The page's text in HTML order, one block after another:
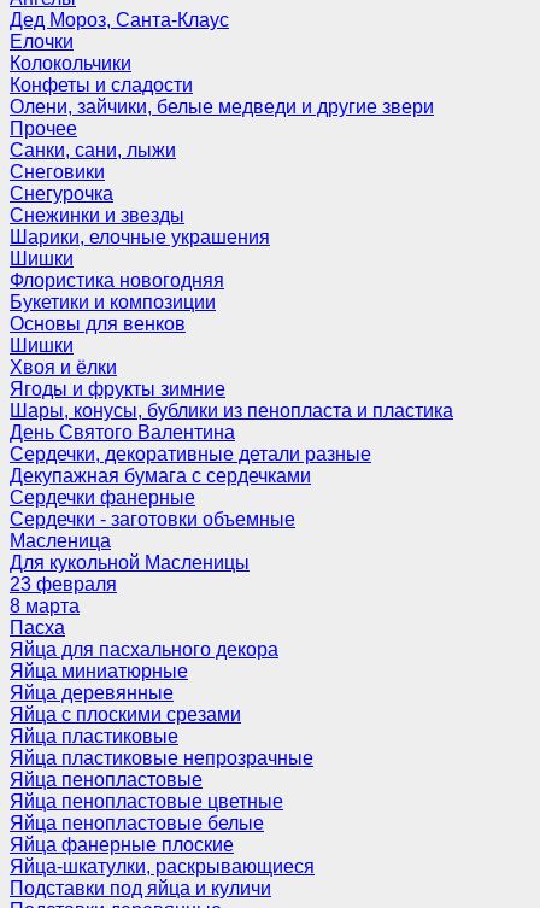
Дед Мороз, Санта-Клаус
Елочки
Колокольчики
Конфеты и сладости
Олени, зайчики, белые медведи и другие звери
Прочее
Санки, сани, лыжи
Снеговики
Снегурочка
Снежинки и звезды
Шарики, елочные украшения
Шишки
Флористика новогодняя
Букетики и композиции
Основы для венков
Шишки
Хвоя и ёлки
Ягоды и фрукты зимние
Шары, конусы, бублики из пенопласта и пластика
День Святого Валентина
Сердечки, декоративные детали разные
Декупажная бумага с сердечками
Сердечки фанерные
Сердечки - заготовки объемные
Масленица
Для кукольной Масленицы
23 февраля
8 марта
Пасха
Яйца для пасхального декора
Яйца миниатюрные
Яйца деревянные
Яйца с плоскими срезами
Яйца пластиковые
Яйца пластиковые непрозрачные
Яйца пенопластовые
Яйца пенопластовые цветные
Яйца пенопластовые белые
Яйца фанерные плоские
Яйца-шкатулки, раскрывающиеся
Подставки под яйца и куличи